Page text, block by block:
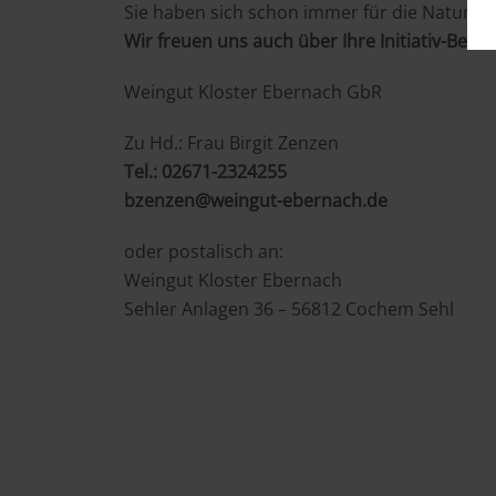
Sie haben sich schon immer für die Natur
Wir freuen uns auch über Ihre Initiativ-
Weingut Kloster Ebernach GbR
Zu Hd.: Frau Birgit Zenzen
Tel.: 02671-2324255
bzenzen@weingut-ebernach.de
oder postalisch an:
Weingut Kloster Ebernach
Sehler Anlagen 36 – 56812 Cochem Sehl